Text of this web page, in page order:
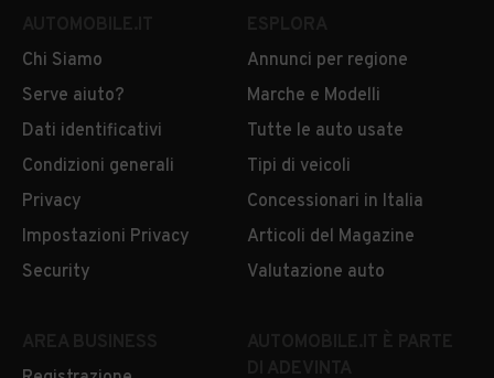
Chi Siamo
Serve aiuto?
Dati identificativi
Condizioni generali
Privacy
Impostazioni Privacy
Security
Annunci per regione
Marche e Modelli
Tutte le auto usate
Tipi di veicoli
Concessionari in Italia
Articoli del Magazine
Valutazione auto